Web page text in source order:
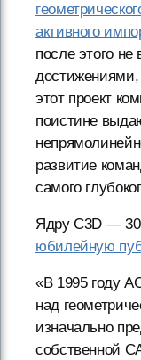
активного
после этого
этот проект
поистине
развитие
самого
Ядру C3D —
юбилейную
«В 1995 году
над
изначально
собственной